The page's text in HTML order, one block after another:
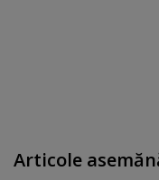
Articole